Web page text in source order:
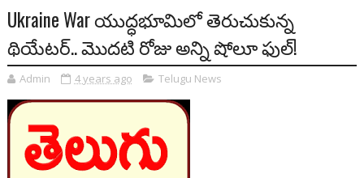
Ukraine War యుద్ధభూమిలో తెరుచుకున్న
థియేటర్.. మొదటి రోజు అన్ని షోలూ ఫుల్!
Admin 4 years ago Telugu News